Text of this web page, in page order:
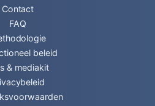
Contact
FAQ
beleid
& mediakit